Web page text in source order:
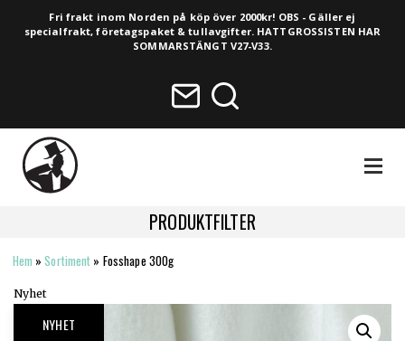
Fri frakt inom Norden på köp över 2000kr! OBS - Gäller ej
specialfrakt, företagspaket & tullavgifter. HATTGROSSISTEN HAR
SOMMARSTÄNGT V27-V33.
PRODUKTFILTER
HELA SORTIMENTET
Hem »Sortiment » Fosshape 300g
Nyhet
NYHET